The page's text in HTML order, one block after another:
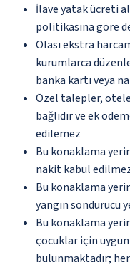
İlave yatak ücreti
politikasına göre
Olası ekstra
kurumlarca
banka kartı veya
Özel talepler,
bağlıdır ve ek
edilemez
Bu konaklama
nakit kabul
Bu konaklama
yangın söndürücü
Bu konaklama
çocuklar için
bulunmaktadır;